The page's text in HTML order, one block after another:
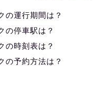
の運行期間は？
の停車駅は？
の時刻表は？
の予約方法は？